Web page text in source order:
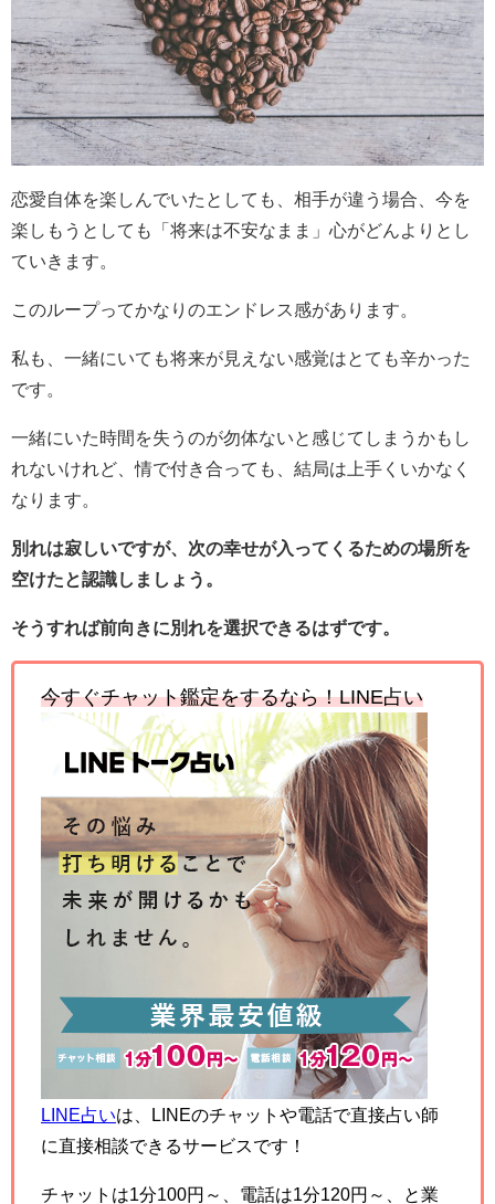
恋愛自体を楽しんでいたとしても、相手が違う場合、今を
楽しもうとしても「将来は不安なまま」心がどんよりとし
ていきます。
このループってかなりのエンドレス感があります。
私も、一緒にいても将来が見えない感覚はとても辛かった
です。
一緒にいた時間を失うのが勿体ないと感じてしまうかもし
れないけれど、情で付き合っても、結局は上手くいかなく
なります。
別れは寂しいですが、次の幸せが入ってくるための場所を
空けたと認識しましょう。
そうすれば前向きに別れを選択できるはずです。
今すぐチャット鑑定をするなら！LINE占い
LINE占いは、LINEのチャットや電話で直接占い師
に直接相談できるサービスです！
チャットは1分100円～、電話は1分120円～、と業